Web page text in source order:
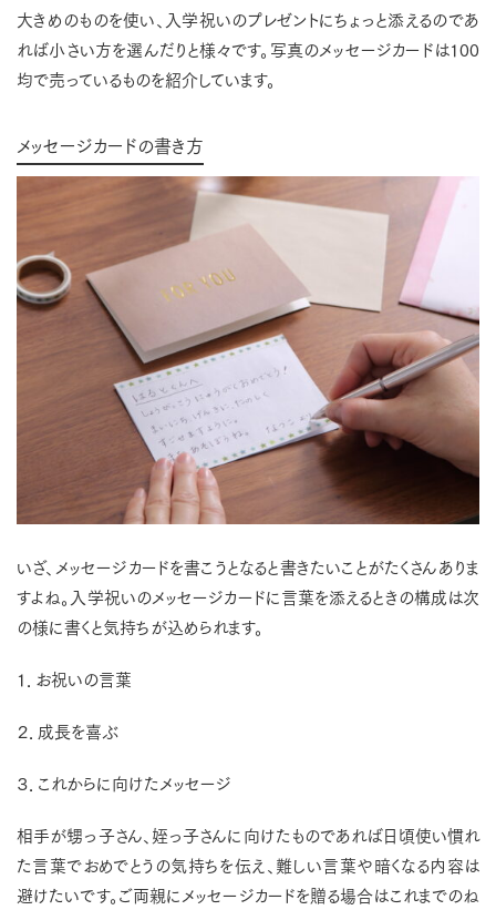
大きめのものを使い、入学祝いのプレゼントにちょっと添えるのであ
れば小さい方を選んだりと様々です。写真のメッセージカードは100
均で売っているものを紹介しています。
メッセージカードの書き方
いざ、メッセージカードを書こうとなると書きたいことがたくさんありま
すよね。入学祝いのメッセージカードに言葉を添えるときの構成は次
の様に書くと気持ちが込められます。
１．お祝いの言葉
２．成長を喜ぶ
３．これからに向けたメッセージ
相手が甥っ子さん、姪っ子さんに向けたものであれば日頃使い慣れ
た言葉でおめでとうの気持ちを伝え、難しい言葉や暗くなる内容は
避けたいです。ご両親にメッセージカードを贈る場合はこれまでのね